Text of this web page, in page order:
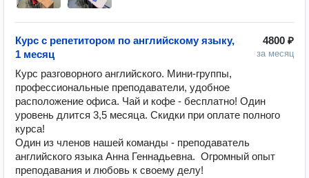
4800 ₽
за месяц
Курс с репетитором по английскому языку,
1 месяц
Курс разговорного английского. Мини-группы,
профессиональные преподаватели, удобное
расположение офиса. Чай и кофе - бесплатно! Один
уровень длится 3,5 месяца. Скидки при оплате полного
курса!
Один из членов нашей команды - преподаватель
английского языка Анна Геннадьевна.  Огромный опыт
преподавания и любовь к своему делу!